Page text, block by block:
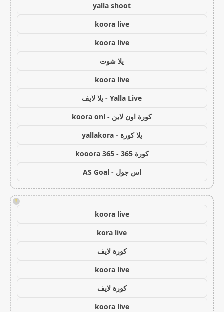
yalla shoot
koora live
koora live
يلا شوت
koora live
Yalla Live - يلا لايف
كورة اون لاين - koora onl
يلا كورة - yallakora
كورة 365 - kooora 365
اس جول - AS Goal
!
koora live
kora live
كورة لايف
koora live
كورة لايف
koora live